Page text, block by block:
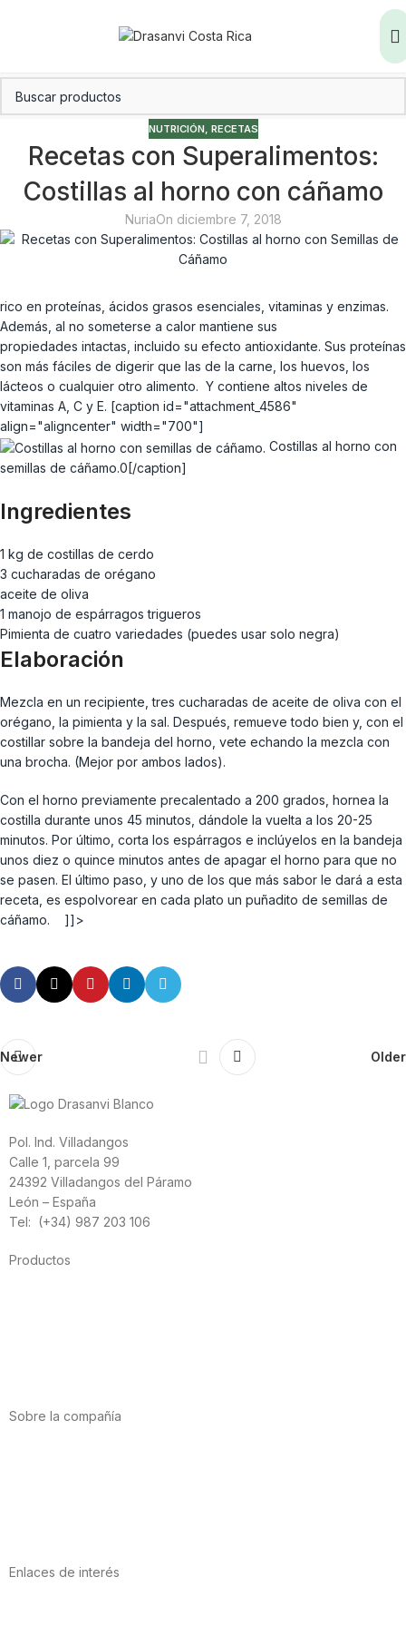
NUTRICIÓN, RECETAS
Recetas con Superalimentos:
Costillas al horno con cáñamo
NuriaOn diciembre 7, 2018
rico en proteínas, ácidos grasos esenciales, vitaminas y enzimas.
Además, al no someterse a calor mantiene sus
propiedades intactas, incluido su efecto antioxidante. Sus proteínas
son más fáciles de digerir que las de la carne, los huevos, los
lácteos o cualquier otro alimento. Y contiene altos niveles de
vitaminas A, C y E. [caption id="attachment_4586"
align="aligncenter" width="700"]
Costillas al horno con
semillas de cáñamo.0[/caption]
Ingredientes
1 kg de costillas de cerdo
3 cucharadas de orégano
aceite de oliva
1 manojo de espárragos trigueros
Pimienta de cuatro variedades (puedes usar solo negra)
Elaboración
Mezcla en un recipiente, tres cucharadas de aceite de oliva con el
orégano, la pimienta y la sal. Después, remueve todo bien y, con el
costillar sobre la bandeja del horno, vete echando la mezcla con
una brocha. (Mejor por ambos lados).
Con el horno previamente precalentado a 200 grados, hornea la
costilla durante unos 45 minutos, dándole la vuelta a los 20-25
minutos. Por último, corta los espárragos e inclúyelos en la bandeja
unos diez o quince minutos antes de apagar el horno para que no
se pasen. El último paso, y uno de los que más sabor le dará a esta
receta, es espolvorear en cada plato un puñadito de semillas de
cáñamo. ]]>
Newer Older
Pol. Ind. Villadangos
Calle 1, parcela 99
24392 Villadangos del Páramo
León – España
Tel: (+34) 987 203 106
Productos
Sobre la compañía
Enlaces de interés